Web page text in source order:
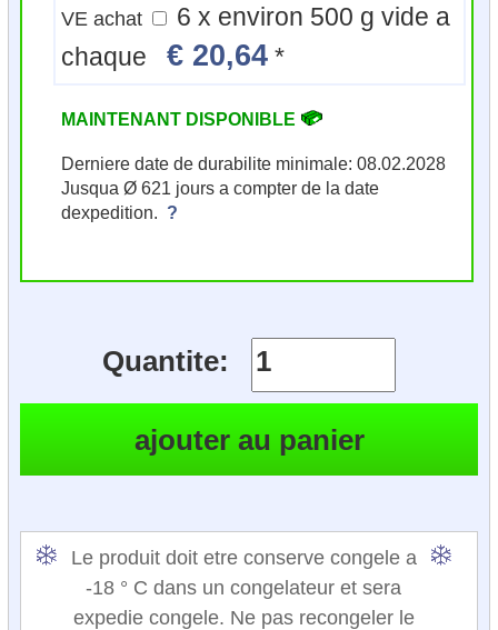
VE achat
6 x environ 500 g vide a
chaque€ 20,64 *
MAINTENANT DISPONIBLE
Derniere date de durabilite minimale: 08.02.2028
Jusqua Ø 621 jours a compter de la date
dexpedition. ?
Quantite:
Le produit doit etre conserve congele a
-18 ° C dans un congelateur et sera
expedie congele. Ne pas recongeler le